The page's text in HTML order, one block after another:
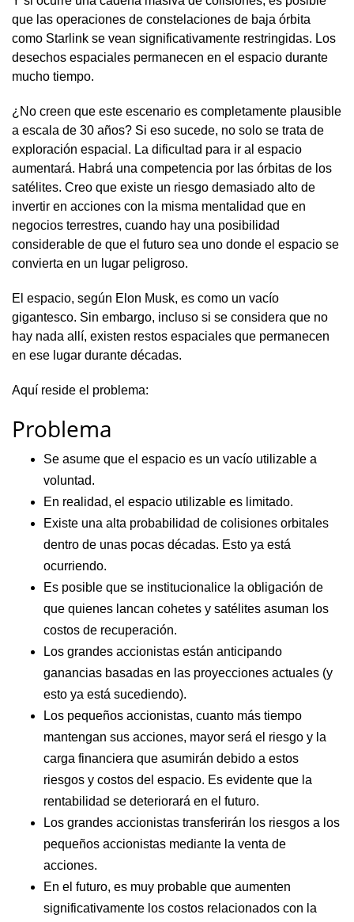
que las operaciones de constelaciones de baja órbita
como Starlink se vean significativamente restringidas. Los
desechos espaciales permanecen en el espacio durante
mucho tiempo.
¿No creen que este escenario es completamente plausible
a escala de 30 años? Si eso sucede, no solo se trata de
exploración espacial. La dificultad para ir al espacio
aumentará. Habrá una competencia por las órbitas de los
satélites. Creo que existe un riesgo demasiado alto de
invertir en acciones con la misma mentalidad que en
negocios terrestres, cuando hay una posibilidad
considerable de que el futuro sea uno donde el espacio se
convierta en un lugar peligroso.
El espacio, según Elon Musk, es como un vacío
gigantesco. Sin embargo, incluso si se considera que no
hay nada allí, existen restos espaciales que permanecen
en ese lugar durante décadas.
Aquí reside el problema:
Problema
Se asume que el espacio es un vacío utilizable a
voluntad.
En realidad, el espacio utilizable es limitado.
Existe una alta probabilidad de colisiones orbitales
dentro de unas pocas décadas. Esto ya está
ocurriendo.
Es posible que se institucionalice la obligación de
que quienes lancan cohetes y satélites asuman los
costos de recuperación.
Los grandes accionistas están anticipando
ganancias basadas en las proyecciones actuales (y
esto ya está sucediendo).
Los pequeños accionistas, cuanto más tiempo
mantengan sus acciones, mayor será el riesgo y la
carga financiera que asumirán debido a estos
riesgos y costos del espacio. Es evidente que la
rentabilidad se deteriorará en el futuro.
Los grandes accionistas transferirán los riesgos a los
pequeños accionistas mediante la venta de
acciones.
En el futuro, es muy probable que aumenten
significativamente los costos relacionados con la